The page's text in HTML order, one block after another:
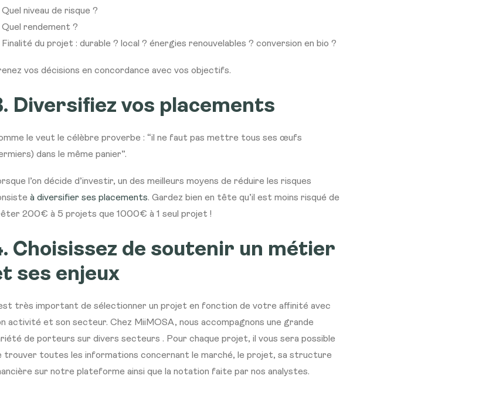
Quel niveau de risque ?
Quel rendement ?
Finalité du projet : durable ? local ? énergies renouvelables ? conversion en bio ?
vos décisions en concordance avec vos objectifs.
Diversifiez vos placements
le veut le célèbre proverbe : “il ne faut pas mettre tous ses œufs
dans le même panier”.
l’on décide d’investir, un des meilleurs moyens de réduire les risques
à diversifier ses placements. Gardez bien en tête qu’il est moins risqué de
200€ à 5 projets que 1000€ à 1 seul projet !
Choisissez de soutenir un métier
ses enjeux
est très important de sélectionner un projet en fonction de votre affinité avec
activité et son secteur. Chez MiiMOSA, nous accompagnons une grande
de porteurs sur divers secteurs . Pour chaque projet, il vous sera possible
trouver toutes les informations concernant le marché, le projet, sa structure
sur notre plateforme ainsi que la notation faite par nos analystes.